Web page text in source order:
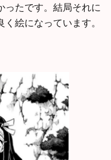
ったです。結局それに
絵になっています。